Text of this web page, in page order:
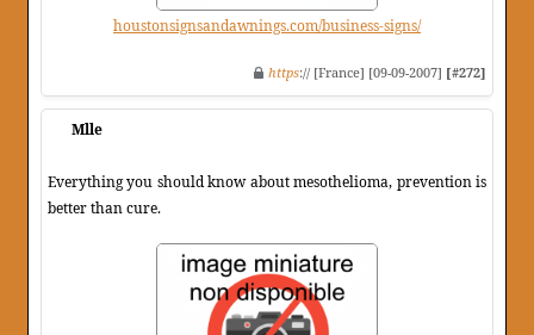
houstonsignsandawnings.com/business-signs/
https:// [France] [09-09-2007] [#272]
Mlle
Everything you should know about mesothelioma, prevention is
better than cure.